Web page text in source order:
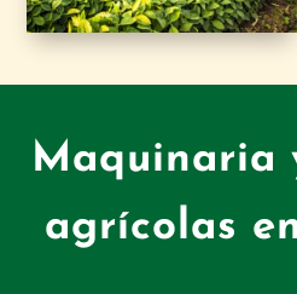
Maquinaria
agrícolas